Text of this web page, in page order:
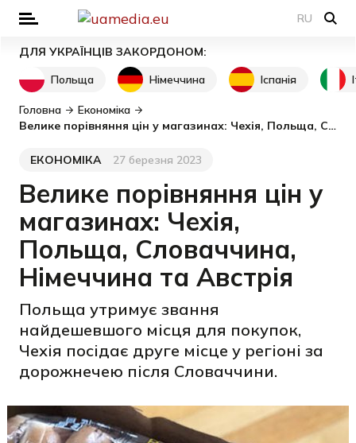
RU
ДЛЯ УКРАЇНЦІВ ЗАКОРДОНОМ:
Польща
Німеччина Іспанія
Головна
Економіка
Велике порівняння цін у магазинах: Чехія, Польща, Словаччина, Німеччина та Австрія
Категорія
ЕКОНОМІКА
Дата публікації27 березня 2023
Велике порівняння цін у
магазинах: Чехія,
Польща, Словаччина,
Німеччина та Австрія
Польща утримує звання
найдешевшого місця для покупок,
Чехія посідає друге місце у регіоні за
дорожнечею після Словаччини.